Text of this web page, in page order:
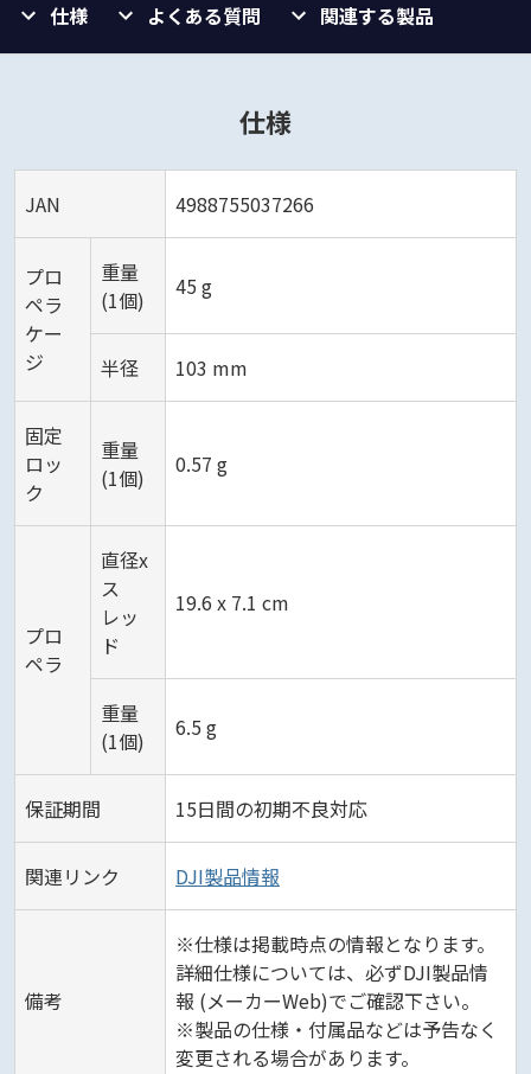
仕様 よくある質問 関連する製品
仕様
JAN 4988755037266
プロ
ペラ
ケー
ジ
重量
(1個)
45 g
半径 103 mm
固定
ロッ
ク
重量
(1個)
0.57 g
プロ
ペラ
直径x
ス
レッ
ド
19.6 x 7.1 cm
重量
(1個)
6.5 g
保証期間 15日間の初期不良対応
関連リンク DJI製品情報
備考
※仕様は掲載時点の情報となります。
詳細仕様については、必ずDJI製品情
報 (メーカーWeb)でご確認下さい。
※製品の仕様・付属品などは予告なく
変更される場合があります。